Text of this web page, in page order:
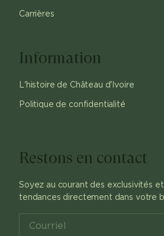
Carrières
Information
L'histoire de Château d'Ivoire
Politique de confidentialité
Restons en contact
Soyez au courant des exclusivités
tendances directement dans votre